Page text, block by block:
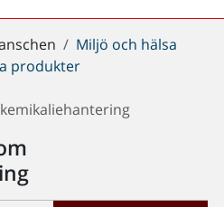
Miljö och hälsa
produkter